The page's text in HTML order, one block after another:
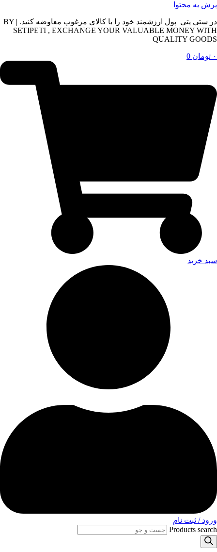
پرش به محتوا
در ستی پتی پول ارزشمند خود را با کالای مرغوب معاوضه کنید. | BY
SETIPETI , EXCHANGE YOUR VALUABLE MONEY WITH
QUALITY GOODS
۰ تومان 0
سبد خرید
ورود / ثبت نام
Products search